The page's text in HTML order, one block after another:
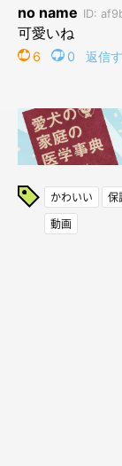
かわいい 保
動画